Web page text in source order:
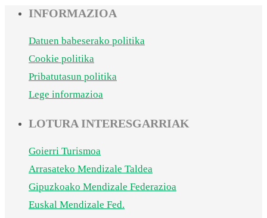
INFORMAZIOA
Datuen babeserako politika
Cookie politika
Pribatutasun politika
Lege informazioa
LOTURA INTERESGARRIAK
Goierri Turismoa
Arrasateko Mendizale Taldea
Gipuzkoako Mendizale Federazioa
Euskal Mendizale Fed.